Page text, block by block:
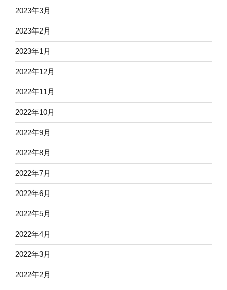
2023年3月
2023年2月
2023年1月
2022年12月
2022年11月
2022年10月
2022年9月
2022年8月
2022年7月
2022年6月
2022年5月
2022年4月
2022年3月
2022年2月